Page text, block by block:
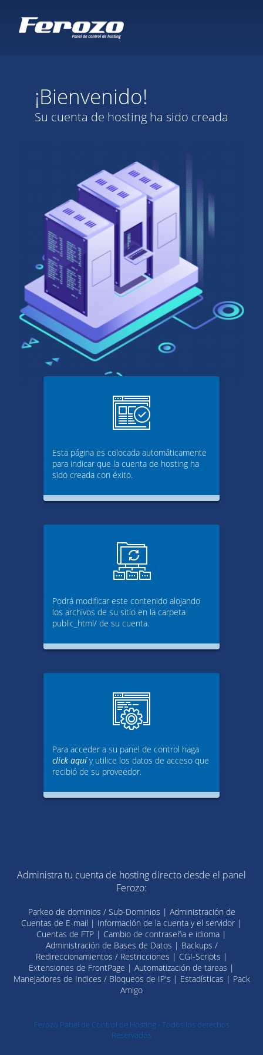
¡Bienvenido!
Su cuenta de hosting ha sido creada
Esta página es colocada automáticamente
para indicar que la cuenta de hosting ha
sido creada con éxito.
Podrá modificar este contenido alojando
los archivos de su sitio en la carpeta
public_html/ de su cuenta.
Para acceder a su panel de control haga
click aquíy utilice los datos de acceso que
recibió de su proveedor.
Administra tu cuenta de hosting directo desde el panel
Ferozo:
Parkeo de dominios / Sub-Dominios | Administración de
Cuentas de E-mail | Información de la cuenta y el servidor |
Cuentas de FTP | Cambio de contraseña e idioma |
Administración de Bases de Datos | Backups /
Redireccionamientos / Restricciones | CGI-Scripts |
Extensiones de FrontPage | Automatización de tareas |
Manejadores de Indices / Bloqueos de IP's | Estadísticas | Pack
Amigo
Ferozo Panel de Control de Hosting - Todos los derechos
Reservados